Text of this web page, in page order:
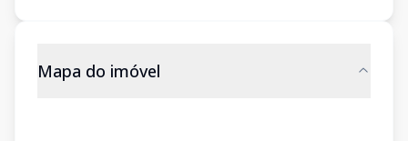
Mapa do imóvel